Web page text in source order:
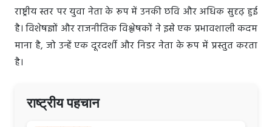
राष्ट्रीय स्तर पर युवा नेता के रूप में उनकी छवि और अधिक सुदृढ़ हुई
है। विशेषज्ञों और राजनीतिक विश्लेषकों ने इसे एक प्रभावशाली कदम
माना है, जो उन्हें एक दूरदर्शी और निडर नेता के रूप में प्रस्तुत करता
है।
राष्ट्रीय पहचान